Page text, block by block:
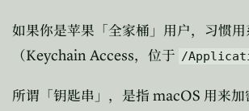
如果你是苹果「全家桶」用户，习惯
（Keychain Access，位于 /
所谓「钥匙串」，是指 macOS 用来